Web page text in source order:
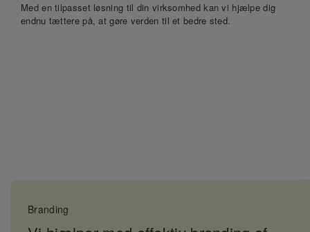
Med en tilpasset løsning til din virksomhed kan vi hjælpe dig
endnu tættere på, at gøre verden til et bedre sted.
Branding